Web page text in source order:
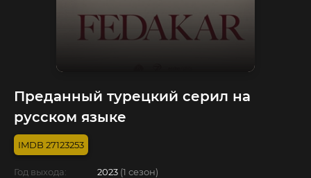
Преданный турецкий серил на
русском языке
27123253
Год выхода: 2023 (1 сезон)